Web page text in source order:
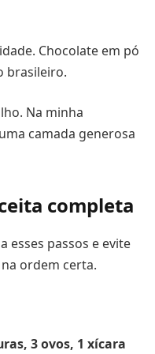
Chocolate em pó
brasileiro.
Na minha
camada generosa
completa
esses passos e evite
ordem certa.
3 ovos, 1 xícara